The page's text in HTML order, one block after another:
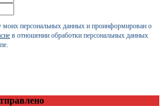
моих персональных данных и проинформирован о
в отношении обработки персональных данных